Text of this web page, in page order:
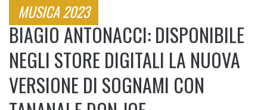
MUSICA 2023
BIAGIO ANTONACCI: DISPONIBILE
NEGLI STORE DIGITALI LA NUOVA
VERSIONE DI SOGNAMI CON